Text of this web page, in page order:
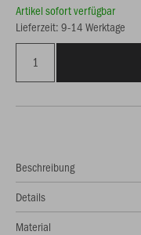
Artikel sofort verfügbar
Lieferzeit: 9-14 Werktage
Beschreibung
Details
Material